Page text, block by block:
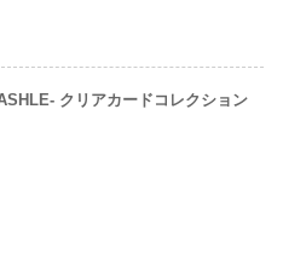
クリアカードコレクション